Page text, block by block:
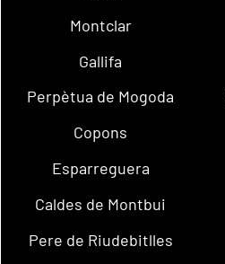
Montclar
Gallifa
Perpètua de Mogoda
Copons
Esparreguera
Caldes de Montbui
Pere de Riudebitlles